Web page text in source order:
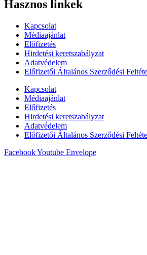
Hasznos linkek
Kapcsolat
Médiaajánlat
Előfizetés
Hirdetési keretszabályzat
Adatvédelem
Előfizetői Általános Szerződési
Kapcsolat
Médiaajánlat
Előfizetés
Hirdetési keretszabályzat
Adatvédelem
Előfizetői Általános Szerződési
FacebookYoutube Envelope